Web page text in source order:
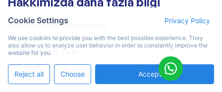
Web Sitesi Trafik Denetleyicisi
Web Sitesi Trafik Denetleyicisi
Coğrafi Hedefli Trafik
Web Sitesi Trafiği
SEO Denetimi
Cookie Settings Privacy Policy
We use cookies to provide you with the best possible experience. They
also allow us to analyze user behavior in order to constantly improve the
website for you.
Reject all Choose Accept All